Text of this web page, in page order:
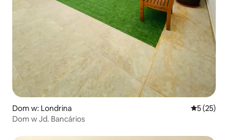
Dom w: Londrina Średnia
5 (25)
Dom w Jd. Bancários